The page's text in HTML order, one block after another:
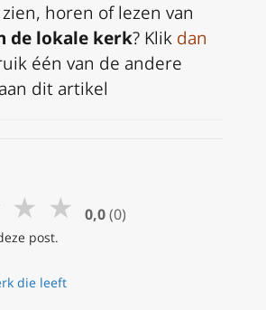
horen of lezen van
de lokale kerk? Klik dan
één van de andere
dit artikel
★ ★ 0,0 (0)
post.
die leeft